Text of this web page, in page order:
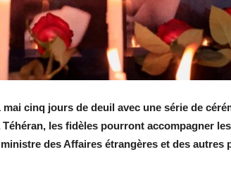
mai cinq jours de deuil avec une série de
les fidèles pourront accompagner
des Affaires étrangères et des autres